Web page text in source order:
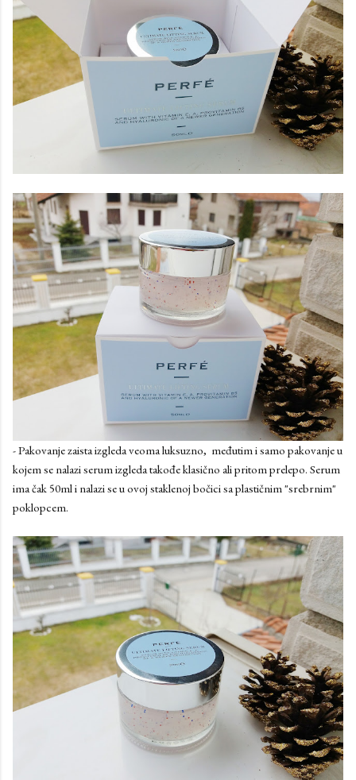
- Pakovanje zaista izgleda veoma luksuzno, međutim i samo pakovanje u
kojem se nalazi serum izgleda takođe klasično ali pritom prelepo. Serum
ima čak 50ml i nalazi se u ovoj staklenoj bočici sa plastičnim "srebrnim"
poklopcem.